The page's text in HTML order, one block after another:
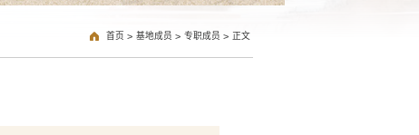
首页 > 基地成员 > 专职成员 > 正文